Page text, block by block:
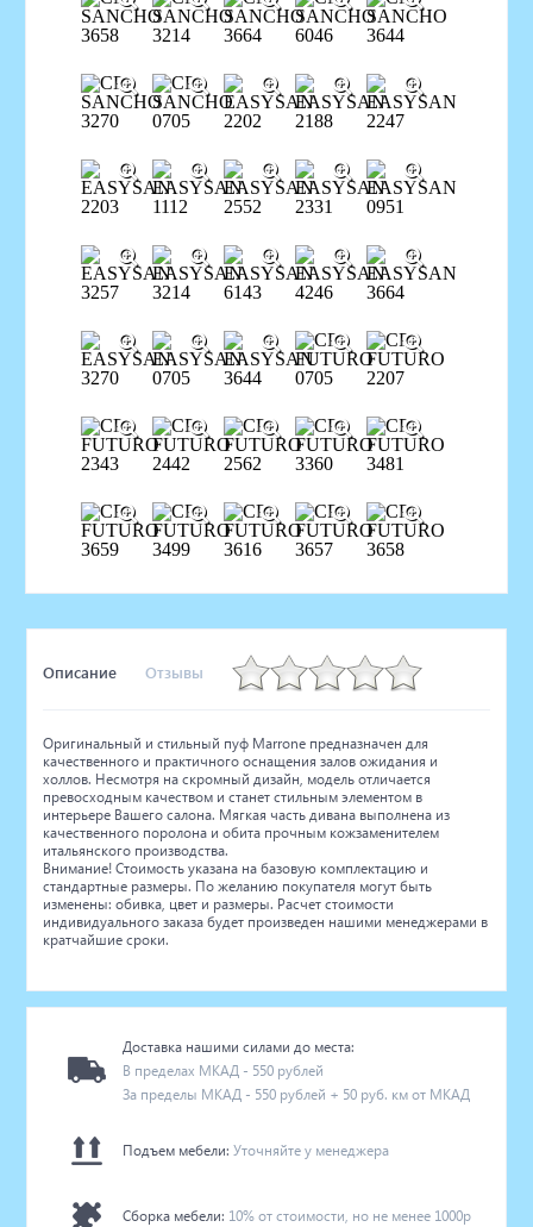
Описание Отзывы
Оригинальный и стильный пуф Marrone предназначен для
качественного и практичного оснащения залов ожидания и
холлов. Несмотря на скромный дизайн, модель отличается
превосходным качеством и станет стильным элементом в
интерьере Вашего салона. Мягкая часть дивана выполнена из
качественного поролона и обита прочным кожзаменителем
итальянского производства.
Внимание! Стоимость указана на базовую комплектацию и
стандартные размеры. По желанию покупателя могут быть
изменены: обивка, цвет и размеры. Расчет стоимости
индивидуального заказа будет произведен нашими менеджерами в
кратчайшие сроки.
Доставка нашими силами до места:
В пределах МКАД - 550 рублей
За пределы МКАД - 550 рублей + 50 руб. км от МКАД
Подъем мебели:Уточняйте у менеджера
Сборка мебели: 10% от стоимости, но не менее 1000р